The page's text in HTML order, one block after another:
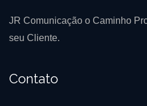
JR Comunicação o Caminho
seu Cliente.
Contato